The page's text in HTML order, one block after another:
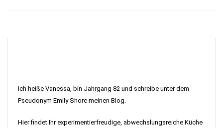
Ich heiße Vanessa, bin Jahrgang 82 und schreibe unter dem
Pseudonym Emily Shore meinen Blog.
Hier findet Ihr experimentierfreudige, abwechslungsreiche Küche